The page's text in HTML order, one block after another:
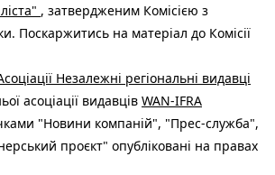
, затвердженим Комісією з
Поскаржитись на матеріал до Комісії
Незалежні регіональні видавці
асоціації видавців WAN-IFRA
"Новини компаній", "Прес-служба",
проєкт" опубліковані на правах